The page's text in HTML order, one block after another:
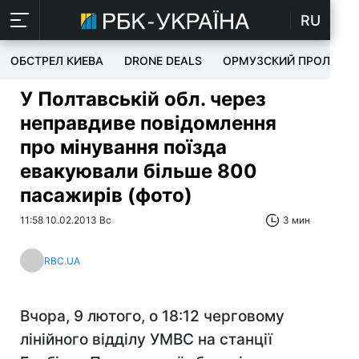
RU
ОБСТРЕЛ КИЕВА DRONE DEALS ОРМУЗСКИЙ ПРОЛИВ
У Полтавській обл. через
неправдиве повідомлення
про мінування поїзда
евакуювали більше 800
пасажирів (фото)
11:58 10.02.2013 Вс 3 мин
RBC.UA
Вчора, 9 лютого, о 18:12 черговому
лінійного відділу УМВС на станції